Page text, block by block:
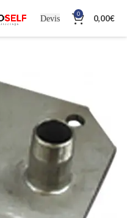
Devis 0 0,00€